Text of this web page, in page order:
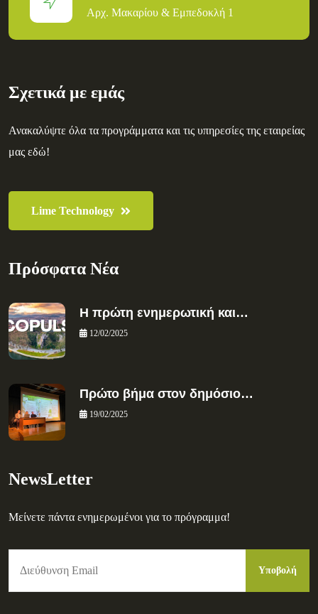
Αρχ. Μακαρίου & Εμπεδοκλή 1
Σχετικά με εμάς
Ανακαλύψτε όλα τα προγράμματα και τις υπηρεσίες της εταιρείας
μας εδώ!
Lime Technology
Πρόσφατα Νέα
Η πρώτη ενημερωτική και…
12/02/2025
Πρώτο βήμα στον δημόσιο…
19/02/2025
NewsLetter
Μείνετε πάντα ενημερωμένοι για το πρόγραμμα!